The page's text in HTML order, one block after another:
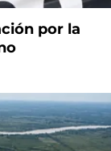
por la